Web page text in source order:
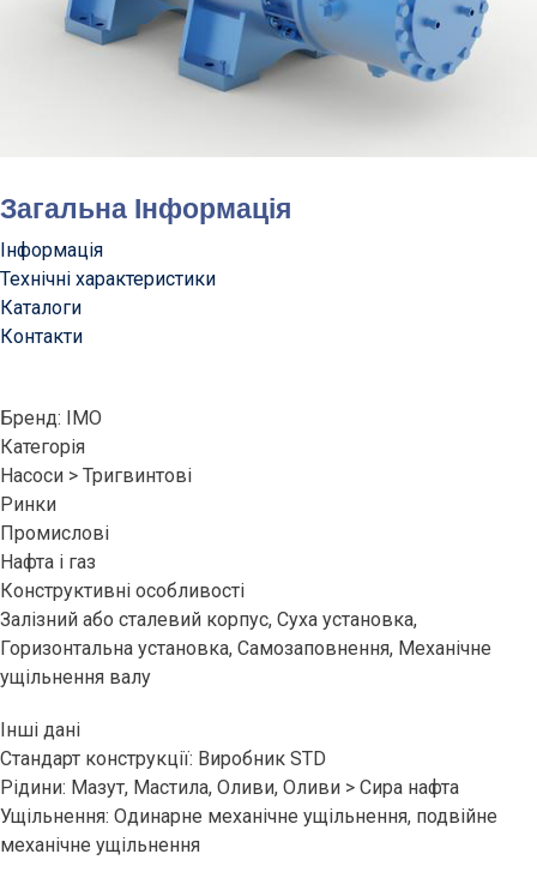
Загальна Інформація
Інформація
Технічні характеристики
Каталоги
Контакти
Бренд: IMO
Категорія
Насоси > Тригвинтові
Ринки
Промислові
Нафта і газ
Конструктивні особливості
Залізний або сталевий корпус, Суха установка,
Горизонтальна установка, Самозаповнення, Механічне
ущільнення валу
Інші дані
Стандарт конструкції: Виробник STD
Рідини: Мазут, Мастила, Оливи, Оливи > Сира нафта
Ущільнення: Одинарне механічне ущільнення, подвійне
механічне ущільнення